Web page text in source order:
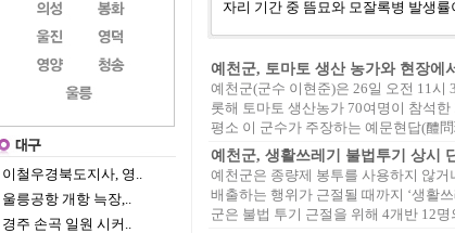
이철우경북도지사, 영..
울릉공항 개항 늑장,..
경주 손곡 일원 시커..
자리 기간 중 뜸묘와 모잘록병 발생률
예천군, 토마토 생산 농가와 현장에
예천군(군수 이현준)은 26일 오전 11시
롯해 토마토 생산농가 70여명이 참석
평소 이 군수가 주장하는 예문현답(醴
예천군, 생활쓰레기 불법투기 상시
예천군은 종량제 봉투를 사용하지 않
배출하는 행위가 근절될 때까지 ‘생활
군은 불법 투기 근절을 위해 4개반 12